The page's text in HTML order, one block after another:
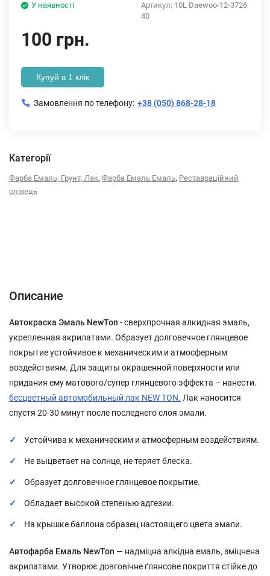
Артикул: 10L Daewoo-12-3726
40
У наявності
100 грн.
Купуй в 1 клік
Замовлення по телефону: +38 (050) 868-28-18
Категорії
Фарба Емаль, Грунт, Лак, Фарба Емаль Емаль, Реставраційний
олівець
Описание
Автокраска Эмаль NewTon - сверхпрочная алкидная эмаль,
укрепленная акрилатами. Образует долговечное глянцевое
покрытие устойчивое к механическим и атмосферным
воздействиям. Для защиты окрашенной поверхности или
придания ему матового/супер глянцевого эффекта – нанести.
бесцветный автомобильный лак NEW TON. Лак наносится
спустя 20-30 минут после последнего слоя эмали.
Устойчива к механическим и атмосферным воздействиям.
Не выцветает на солнце, не теряет блеска.
Образует долговечное глянцевое покрытие.
Обладает высокой степенью адгезии.
На крышке баллона образец настоящего цвета эмали.
Автофарба Емаль NewTon — надміцна алкідна емаль, зміцнена
акрилатами. Утворює довговічне ґлянсове покриття стійке до